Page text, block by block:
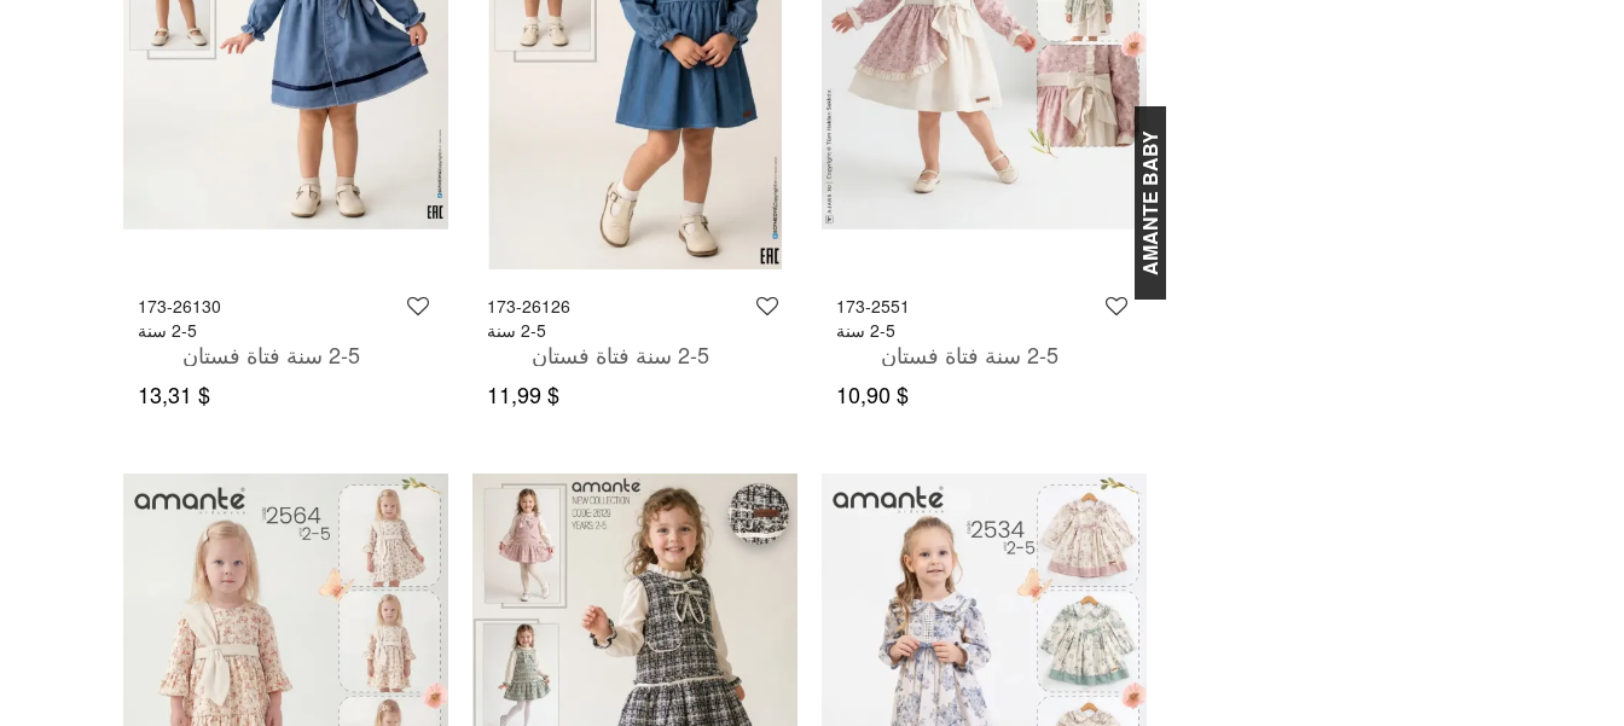
AMANTE BABY
173-26130
2-5 سنة
2-5 سنة فتاة فستان
$ 13,31
173-26126
2-5 سنة
2-5 سنة فتاة فستان
$ 11,99
173-2551
2-5 سنة
2-5 سنة فتاة فستان
$ 10,90